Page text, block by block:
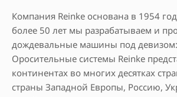
Компания Reinke основана в 1954
более 50 лет мы разрабатываем и
дождевальные машины под
Оросительные системы Reinke
континентах во многих десятках
страны Западной Европы, Россию,